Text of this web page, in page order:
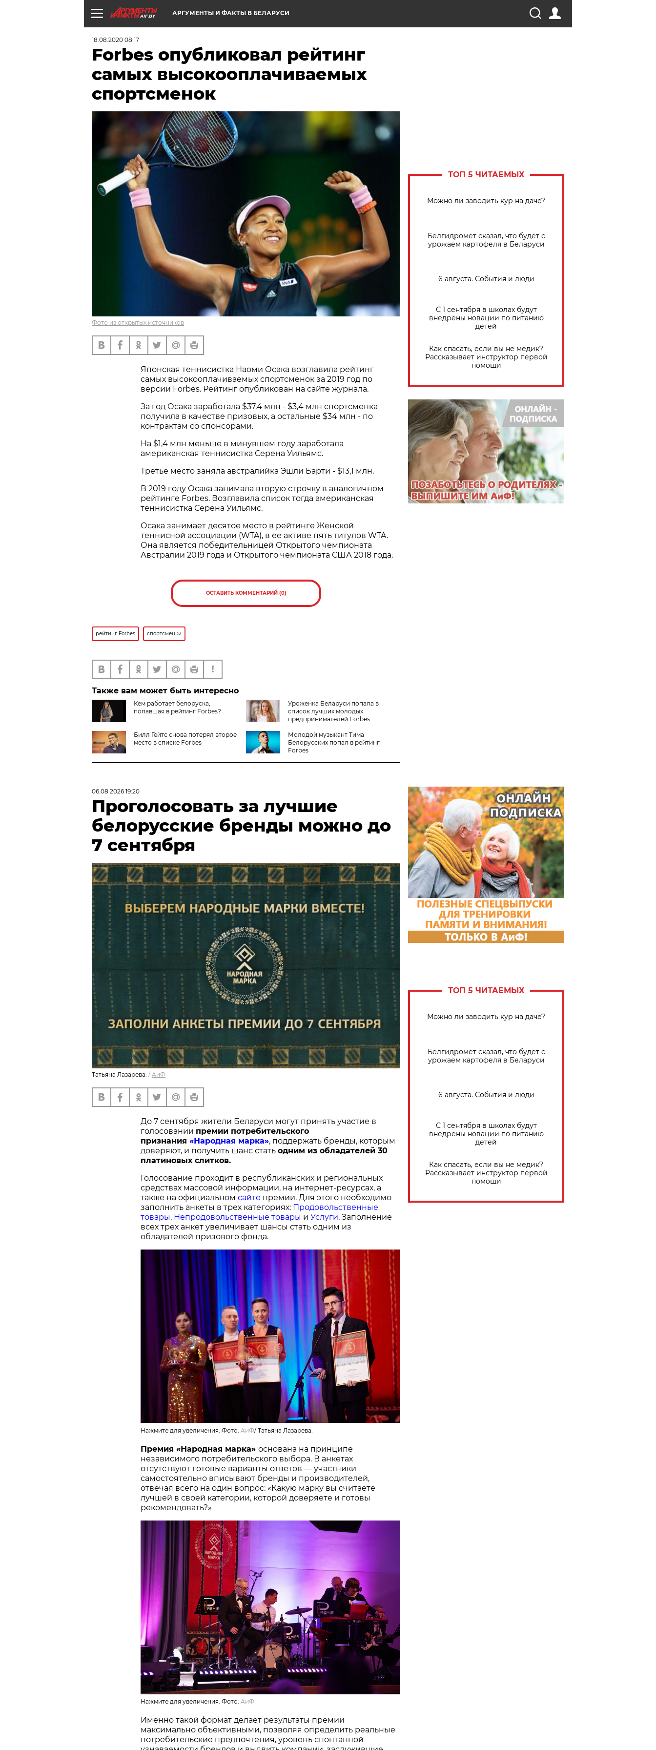
AIF.BY АРГУМЕНТЫ И ФАКТЫ В БЕЛАРУСИ
18.08.2020 08:17
Forbes опубликовал рейтинг
самых высокооплачиваемых
спортсменок
Фото из открытых источников
Японская теннисистка Наоми Осака возглавила рейтинг
самых высокооплачиваемых спортсменок за 2019 год по
версии Forbes. Рейтинг опубликован на сайте журнала.
За год Осака заработала $37,4 млн - $3,4 млн спортсменка
получила в качестве призовых, а остальные $34 млн - по
контрактам со спонсорами.
На $1,4 млн меньше в минувшем году заработала
американская теннисистка Серена Уильямс.
Третье место заняла австралийка Эшли Барти - $13,1 млн.
В 2019 году Осака занимала вторую строчку в аналогичном
рейтинге Forbes. Возглавила список тогда американская
теннисистка Серена Уильямс.
Осака занимает десятое место в рейтинге Женской
теннисной ассоциации (WTA), в ее активе пять титулов WTA.
Она является победительницей Открытого чемпионата
Австралии 2019 года и Открытого чемпионата США 2018 года.
ОСТАВИТЬ КОММЕНТАРИЙ (0)
рейтинг Forbes спортсменки
Также вам может быть интересно
Кем работает белоруска,
попавшая в рейтинг Forbes?
Уроженка Беларуси попала в
список лучших молодых
предпринимателей Forbes
Билл Гейтс снова потерял второе
место в списке Forbes
Молодой музыкант Тима
Белорусских попал в рейтинг
Forbes
ТОП 5 ЧИТАЕМЫХ
Можно ли заводить кур на даче?
Белгидромет сказал, что будет с
урожаем картофеля в Беларуси
6 августа. События и люди
С 1 сентября в школах будут
внедрены новации по питанию
детей
Как спасать, если вы не медик?
Рассказывает инструктор первой
помощи
06.08.2026 19:20
Проголосовать за лучшие
белорусские бренды можно до
7 сентября
Татьяна Лазарева. / АиФ
До 7 сентября жители Беларуси могут принять участие в
голосовании премии потребительского
признания «Народная марка», поддержать бренды, которым
доверяют, и получить шанс стать одним из обладателей 30
платиновых слитков.
Голосование проходит в республиканских и региональных
средствах массовой информации, на интернет-ресурсах, а
также на официальном сайте премии. Для этого необходимо
заполнить анкеты в трех категориях: Продовольственные
товары, Непродовольственные товары и Услуги. Заполнение
всех трех анкет увеличивает шансы стать одним из
обладателей призового фонда.
Нажмите для увеличения. Фото: АиФ/ Татьяна Лазарева.
Премия «Народная марка» основана на принципе
независимого потребительского выбора. В анкетах
отсутствуют готовые варианты ответов — участники
самостоятельно вписывают бренды и производителей,
отвечая всего на один вопрос: «Какую марку вы считаете
лучшей в своей категории, которой доверяете и готовы
рекомендовать?»
Нажмите для увеличения. Фото: АиФ
Именно такой формат делает результаты премии
максимально объективными, позволяя определить реальные
потребительские предпочтения, уровень спонтанной
ТОП 5 ЧИТАЕМЫХ
Можно ли заводить кур на даче?
Белгидромет сказал, что будет с
урожаем картофеля в Беларуси
6 августа. События и люди
С 1 сентября в школах будут
внедрены новации по питанию
детей
Как спасать, если вы не медик?
Рассказывает инструктор первой
помощи